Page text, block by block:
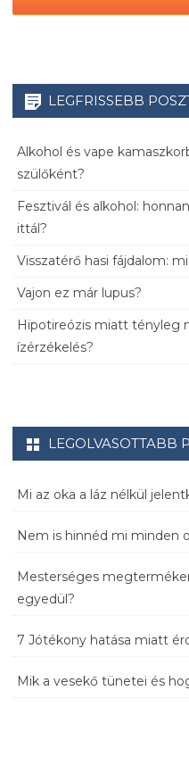
LEGFRISSEBB
Alkohol és vape
szülőként?
Fesztivál és alkohol:
ittál?
Visszatérő hasi fájdalom:
Vajon ez már lupus?
Hipotireózis miatt tényleg
ízérzékelés?
LEGOLVASOTTABB
Mi az oka a láz nélkül
Nem is hinnéd mi minden
Mesterséges
egyedül?
7 Jótékony hatása miatt
Mik a vesekő tünetei és